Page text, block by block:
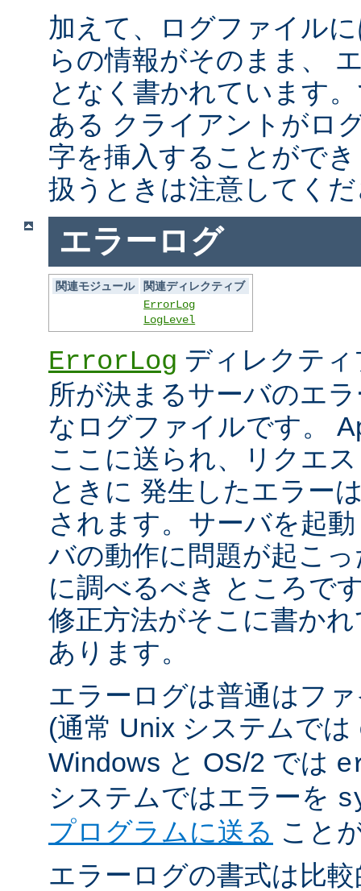
加えて、ログファイル
らの情報がそのまま、
となく書かれています
ある クライアントがロ
字を挿入することがで
扱うときは注意してく
エラーログ
関連モジュール
関連ディレクティブ
ErrorLog
LogLevel
ErrorLog ディレクテ
所が決まるサーバのエ
なログファイルです。
ここに送られ、リクエ
ときに 発生したエラー
されます。サーバを起
バの動作に問題が起こ
に調べるべき ところで
修正方法がそこに書か
あります。
エラーログは普通はフ
(通常 Unix システムでは
Windows と OS/2 では
システムではエラーを
プログラムに送る こと
エラーログの書式は比